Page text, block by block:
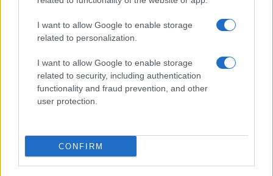
I want to allow Google to enable storage
related to personalization.
I want to allow Google to enable storage
related to security, including authentication
functionality and fraud prevention, and other
user protection.
CONFIRM
Giovannimaria Cabras